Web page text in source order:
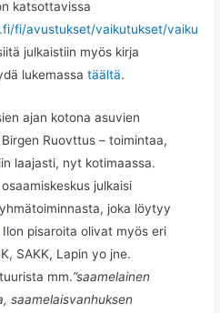
katsottavissa
fi/avustukset/vaikutukset/vaiku
julkaistiin myös kirja
lukemassatäältä.
ajan kotona asuvien
Ruovttus – toimintaa,
laajasti, nyt kotimaassa.
julkaisi
joka löytyy
Ilon pisaroita olivat myös eri
SAKK, Lapin yo jne.
mm.”saamelainen
saamelaisvanhuksen